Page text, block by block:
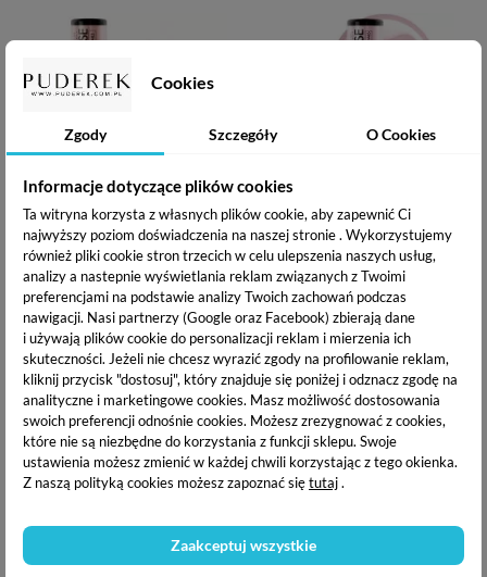
Cookies
Zgody Szczegóły O Cookies
Informacje dotyczące plików cookies
Ta witryna korzysta z własnych plików cookie, aby zapewnić Ci
najwyższy poziom doświadczenia na naszej stronie . Wykorzystujemy
również pliki cookie stron trzecich w celu ulepszenia naszych usług,
analizy a nastepnie wyświetlania reklam związanych z Twoimi
preferencjami na podstawie analizy Twoich zachowań podczas
nawigacji. Nasi partnerzy (Google oraz Facebook) zbierają dane
i używają plików cookie do personalizacji reklam i mierzenia ich
skuteczności. Jeżeli nie chcesz wyrazić zgody na profilowanie reklam,
kliknij przycisk "dostosuj", który znajduje się poniżej i odznacz zgodę na
analityczne i marketingowe cookies. Masz możliwość dostosowania
swoich preferencji odnośnie cookies. Możesz zrezygnować z cookies,
które nie są niezbędne do korzystania z funkcji sklepu. Swoje
ustawienia możesz zmienić w każdej chwili korzystając z tego okienka.
Z naszą polityką cookies możesz zapoznać siętutaj.
Zaakceptuj wszystkie
Victoria Vynn Mega Base -
Budująca baza hybrydowa -
Beige- 8 ml
41,00 zł
Victoria Vynn Mega Base -
Budująca baza hybrydowa -
Blink Pink- 8 ml
41,00 zł
OPIS PRODUKTU
DANE TECHNICZNE
DOSTAWA I PŁATNOŚĆ
Victoria Vynn Mega Baseto produkt idealny do nadbudowy